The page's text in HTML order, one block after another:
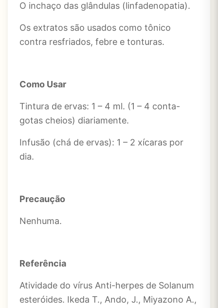
O inchaço das glândulas (linfadenopatia).
Os extratos são usados ​​como tônico
contra resfriados, febre e tonturas.
Como Usar
Tintura de ervas: 1 – 4 ml. (1 – 4 conta-
gotas cheios) diariamente.
Infusão (chá de ervas): 1 – 2 xícaras por
dia.
Precaução
Nenhuma.
Referência
Atividade do vírus Anti-herpes de Solanum
esteróides. Ikeda T., Ando, ​​J., Miyazono A.,